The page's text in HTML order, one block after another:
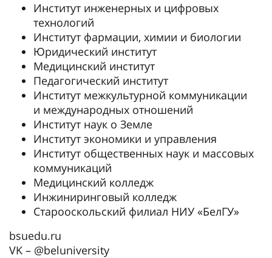
Институт инженерных и цифровых
технологий
Институт фармации, химии и биологии
Юридический институт
Медицинский институт
Педагогический институт
Институт межкультурной коммуникации
и международных отношений
Институт наук о Земле
Институт экономики и управления
Институт общественных наук и массовых
коммуникаций
Медицинский колледж
Инжиниринговый колледж
Старооскольский филиал НИУ «БелГУ»
bsuedu.ru
VK – @beluniversity